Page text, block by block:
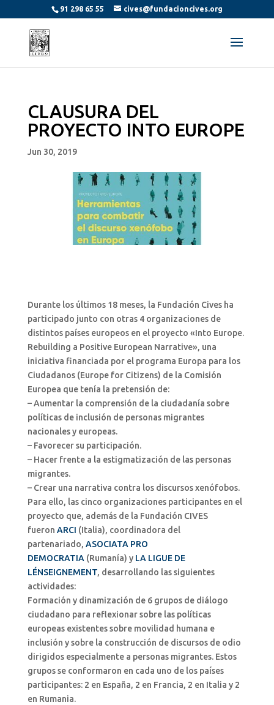
91 298 65 55 cives@fundacioncives.org
CLAUSURA DEL
PROYECTO INTO EUROPE
Jun 30, 2019
Durante los últimos 18 meses, la Fundación Cives ha
participado junto con otras 4 organizaciones de
distintos países europeos en el proyecto «Into Europe.
Rebuilding a Positive European Narrative», una
iniciativa financiada por el programa Europa para los
Ciudadanos (Europe for Citizens) de la Comisión
Europea que tenía la pretensión de:
– Aumentar la comprensión de la ciudadanía sobre
políticas de inclusión de personas migrantes
nacionales y europeas.
– Favorecer su participación.
– Hacer frente a la estigmatización de las personas
migrantes.
– Crear una narrativa contra los discursos xenófobos.
Para ello, las cinco organizaciones participantes en el
proyecto que, además de la Fundación CIVES
fueron ARCI (Italia), coordinadora del
partenariado, ASOCIATA PRO
DEMOCRATIA(Rumanía) y LA LIGUE DE
LÉNSEIGNEMENT, desarrollando las siguientes
actividades:
Formación y dinamización de 6 grupos de diálogo
ciudadano para reflexionar sobre las políticas
europeas existentes sobre movilidad humana e
inclusión y sobre la construcción de discursos de odio
dirigidos especialmente a personas migrantes. Estos
grupos se conformaron en cada uno de los países
participantes: 2 en España, 2 en Francia, 2 en Italia y 2
en Rumania.